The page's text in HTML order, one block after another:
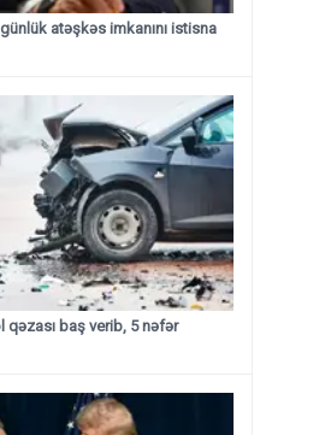
atəşkəs imkanını istisna
qəzası baş verib, 5 nəfər